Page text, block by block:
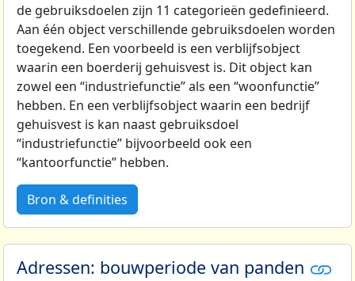
de gebruiksdoelen zijn 11 categorieën gedefinieerd.
Aan één object verschillende gebruiksdoelen worden
toegekend. Een voorbeeld is een verblijfsobject
waarin een boerderij gehuisvest is. Dit object kan
zowel een “industriefunctie” als een “woonfunctie”
hebben. En een verblijfsobject waarin een bedrijf
gehuisvest is kan naast gebruiksdoel
“industriefunctie” bijvoorbeeld ook een
“kantoorfunctie” hebben.
Bron & definities
Adressen: bouwperiode van panden